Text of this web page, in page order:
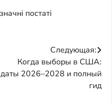
постаті
Следующая:
Когда выборы в США:
даты 2026–2028 и полный
гид